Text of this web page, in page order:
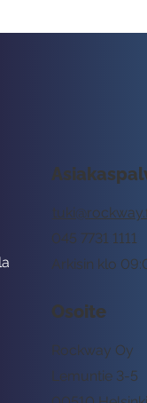
Arkisin klo
045 7731 1111
Osoite
Rockway Oy
Lemuntie 3-5